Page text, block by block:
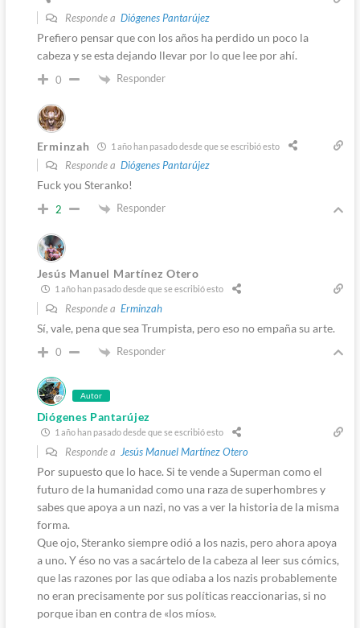
Responde a Diógenes Pantarújez
Prefiero pensar que con los años ha perdido un poco la
cabeza y se esta dejando llevar por lo que lee por ahí.
0 Responder
Erminzah 1 año han pasado desde que se escribió esto
Responde a Diógenes Pantarújez
Fuck you Steranko!
2 Responder
Jesús Manuel Martínez Otero
1 año han pasado desde que se escribió esto
Responde a Erminzah
Sí, vale, pena que sea Trumpista, pero eso no empaña su arte.
0 Responder
Autor
Diógenes Pantarújez
1 año han pasado desde que se escribió esto
Responde a Jesús Manuel Martínez Otero
Por supuesto que lo hace. Si te vende a Superman como el
futuro de la humanidad como una raza de superhombres y
sabes que apoya a un nazi, no vas a ver la historia de la misma
forma.
Que ojo, Steranko siempre odió a los nazis, pero ahora apoya
a uno. Y éso no vas a sacártelo de la cabeza al leer sus cómics,
que las razones por las que odiaba a los nazis probablemente
no eran precisamente por sus políticas reaccionarias, si no
porque iban en contra de «los míos».